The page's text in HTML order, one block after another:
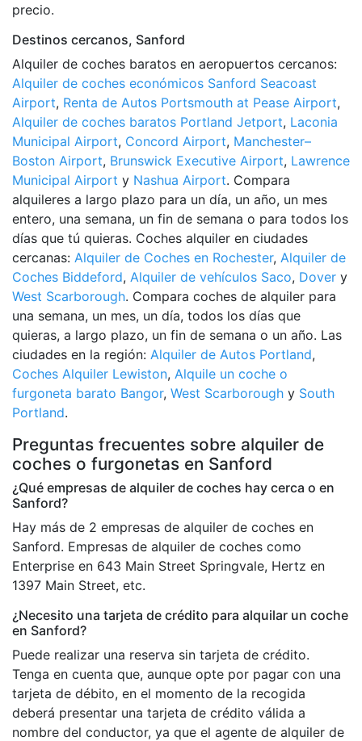
precio.
Destinos cercanos, Sanford
Alquiler de coches baratos en aeropuertos cercanos:
Alquiler de coches económicos Sanford Seacoast
Airport, Renta de Autos Portsmouth at Pease Airport,
Alquiler de coches baratos Portland Jetport, Laconia
Municipal Airport, Concord Airport, Manchester–
Boston Airport, Brunswick Executive Airport, Lawrence
Municipal Airport y Nashua Airport. Compara
alquileres a largo plazo para un día, un año, un mes
entero, una semana, un fin de semana o para todos los
días que tú quieras. Coches alquiler en ciudades
cercanas: Alquiler de Coches en Rochester, Alquiler de
Coches Biddeford, Alquiler de vehículos Saco, Dover y
West Scarborough. Compara coches de alquiler para
una semana, un mes, un día, todos los días que
quieras, a largo plazo, un fin de semana o un año. Las
ciudades en la región: Alquiler de Autos Portland,
Coches Alquiler Lewiston, Alquile un coche o
furgoneta barato Bangor, West Scarborough y South
Portland.
Preguntas frecuentes sobre alquiler de
coches o furgonetas en Sanford
¿Qué empresas de alquiler de coches hay cerca o en
Sanford?
Hay más de 2 empresas de alquiler de coches en
Sanford. Empresas de alquiler de coches como
Enterprise en 643 Main Street Springvale, Hertz en
1397 Main Street, etc.
¿Necesito una tarjeta de crédito para alquilar un coche
en Sanford?
Puede realizar una reserva sin tarjeta de crédito.
Tenga en cuenta que, aunque opte por pagar con una
tarjeta de débito, en el momento de la recogida
deberá presentar una tarjeta de crédito válida a
nombre del conductor, ya que el agente de alquiler de